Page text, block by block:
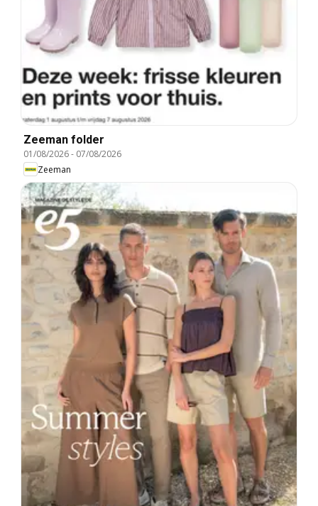
Zeeman folder
01/08/2026- 07/08/2026
Zeeman